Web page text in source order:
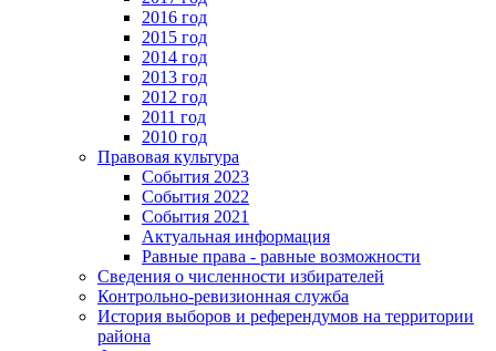
2016 год
2015 год
2014 год
2013 год
2012 год
2011 год
2010 год
Правовая культура
События 2023
События 2022
События 2021
Актуальная информация
Равные права - равные возможности
Сведения о численности избирателей
Контрольно-ревизионная служба
История выборов и референдумов на территории
района